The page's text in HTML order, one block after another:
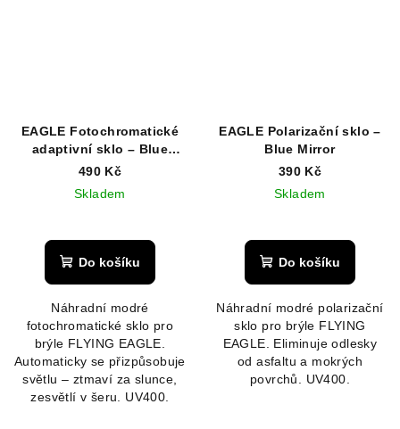
EAGLE Fotochromatické
adaptivní sklo – Blue
Mirror
490 Kč
Skladem
Do košíku
Náhradní modré
fotochromatické sklo pro
brýle FLYING EAGLE.
Automaticky se přizpůsobuje
světlu – ztmaví za slunce,
zesvětlí v šeru. UV400.
EAGLE Polarizační sklo –
Blue Mirror
390 Kč
Skladem
Do košíku
Náhradní modré polarizační
sklo pro brýle FLYING
EAGLE. Eliminuje odlesky
od asfaltu a mokrých
povrchů. UV400.